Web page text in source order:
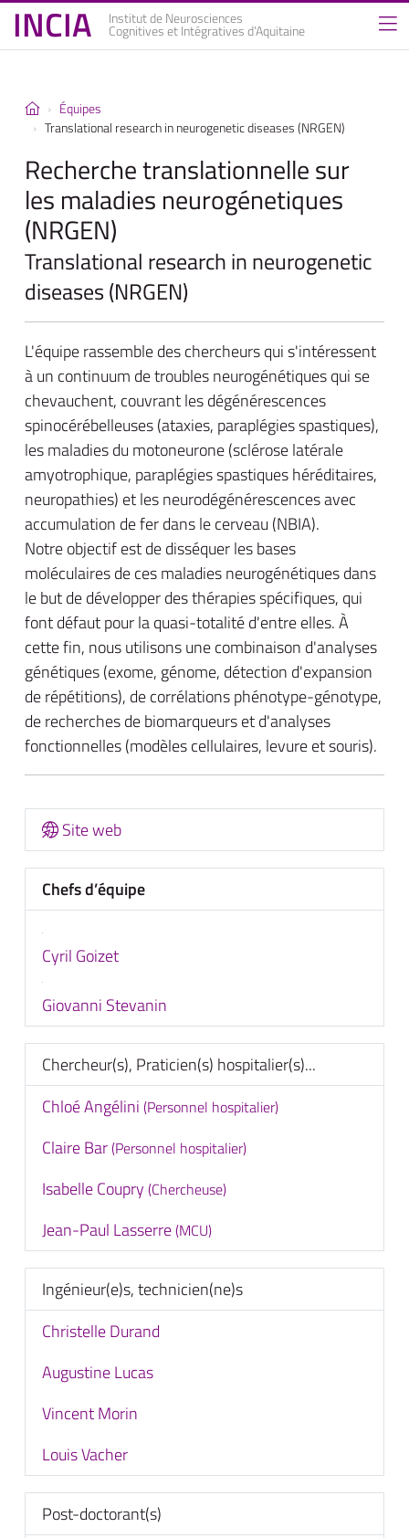
INCIA Institut de Neurosciences
Cognitives et Intégratives d’Aquitaine
Équipes
Translational research in neurogenetic diseases (NRGEN)
Recherche translationnelle sur
les maladies neurogénetiques
(NRGEN)
Translational research in neurogenetic
diseases (NRGEN)
L'équipe rassemble des chercheurs qui s'intéressent
à un continuum de troubles neurogénétiques qui se
chevauchent, couvrant les dégénérescences
spinocérébelleuses (ataxies, paraplégies spastiques),
les maladies du motoneurone (sclérose latérale
amyotrophique, paraplégies spastiques héréditaires,
neuropathies) et les neurodégénérescences avec
accumulation de fer dans le cerveau (NBIA).
Notre objectif est de disséquer les bases
moléculaires de ces maladies neurogénétiques dans
le but de développer des thérapies spécifiques, qui
font défaut pour la quasi-totalité d'entre elles. À
cette fin, nous utilisons une combinaison d'analyses
génétiques (exome, génome, détection d'expansion
de répétitions), de corrélations phénotype-génotype,
de recherches de biomarqueurs et d'analyses
fonctionnelles (modèles cellulaires, levure et souris).
Site web
Chefs d’équipe
Cyril Goizet
Giovanni Stevanin
Chercheur(s), Praticien(s) hospitalier(s)...
Chloé Angélini (Personnel hospitalier)
Claire Bar(Personnel hospitalier)
Isabelle Coupry (Chercheuse)
Jean-Paul Lasserre(MCU)
Ingénieur(e)s, technicien(ne)s
Christelle Durand
Augustine Lucas
Vincent Morin
Louis Vacher
Post-doctorant(s)